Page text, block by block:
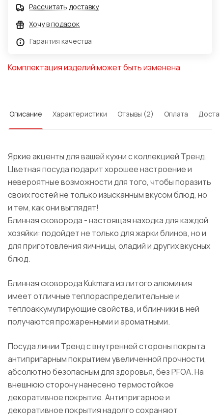
Рассчитать доставку
Хочу в подарок
Гарантия качества
Комплектация изделий может быть изменена
Описание Характеристики Отзывы (2) Оплата
Яркие акценты для вашей кухни с коллекцией Тренд.
Цветная посуда подарит хорошее настроение и
невероятные возможности для того, чтобы поразить
своих гостей не только изысканным вкусом блюд, но
и тем, как они выглядят!
Блинная сковорода - настоящая находка для каждой
хозяйки: подойдет не только для жарки блинов, но и
для приготовления яичницы, оладий и других вкусных
блюд.
Блинная сковорода Kukmara из литого алюминия
имеет отличные теплораспределительные и
теплоаккумулирующие свойства, и блинчики в ней
получаются прожаренными и ароматными.
Посуда линии Тренд с внутренней стороны покрыта
антипригарным покрытием увеличенной прочности,
абсолютно безопасным для здоровья, без PFOA. На
внешнюю сторону нанесено термостойкое
декоративное покрытие. Антипригарное и
декоративное покрытия надолго сохраняют